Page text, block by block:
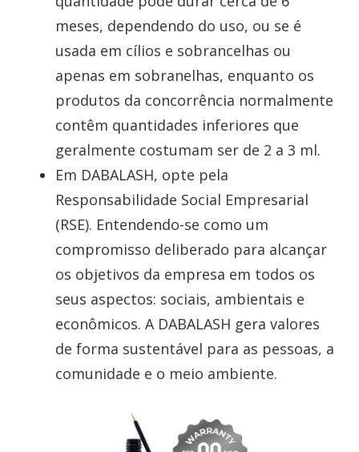
meses, dependendo do uso, ou se é
usada em cílios e sobrancelhas ou
apenas em sobranelhas, enquanto os
produtos da concorrência normalmente
contêm quantidades inferiores que
geralmente costumam ser de 2 a 3 ml.
Em DABALASH, opte pela
Responsabilidade Social Empresarial
(RSE). Entendendo-se como um
compromisso deliberado para alcançar
os objetivos da empresa em todos os
seus aspectos: sociais, ambientais e
econômicos. A DABALASH gera valores
de forma sustentável para as pessoas, a
comunidade e o meio ambiente.